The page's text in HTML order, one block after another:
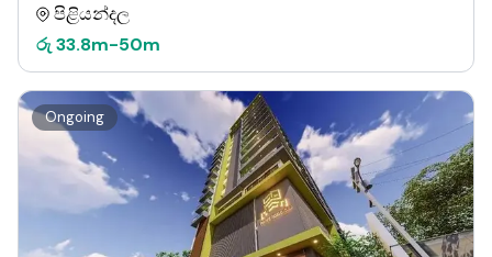
පිළියන්දල
රු 33.8m-50m
Ongoing